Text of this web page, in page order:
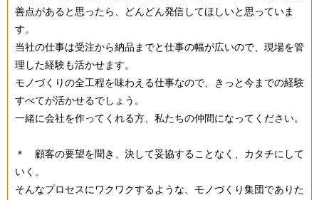
善点があると思ったら、どんどん発信してほしいと思っていま
す。
当社の仕事は受注から納品までと仕事の幅が広いので、現場を管
理した経験も活かせます。
モノづくりの全工程を味わえる仕事なので、きっと今までの経験
すべてが活かせるでしょう。
一緒に会社を作ってくれる方、私たちの仲間になってください。
＊ 顧客の要望を聞き、決して妥協することなく、カタチにして
いく。
そんなプロセスにワクワクするような、モノづくり集団でありた